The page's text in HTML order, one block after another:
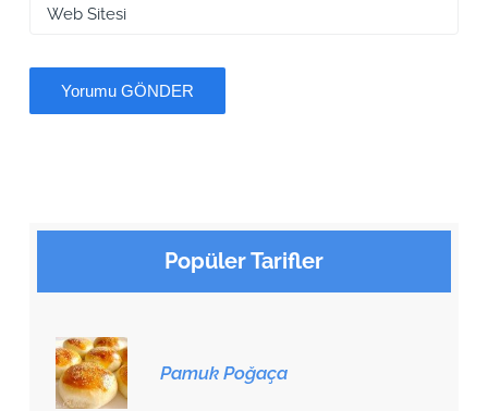
Popüler Tarifler
Pamuk Poğaça